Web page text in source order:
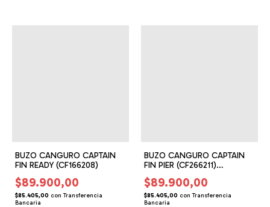
BUZO CANGURO CAPTAIN
FIN READY (CF166208)
$89.900,00
$85.405,00 con Transferencia
Bancaria
BUZO CANGURO CAPTAIN
FIN PIER (CF266211)
(CF166211)
$89.900,00
$85.405,00 con Transferencia
Bancaria